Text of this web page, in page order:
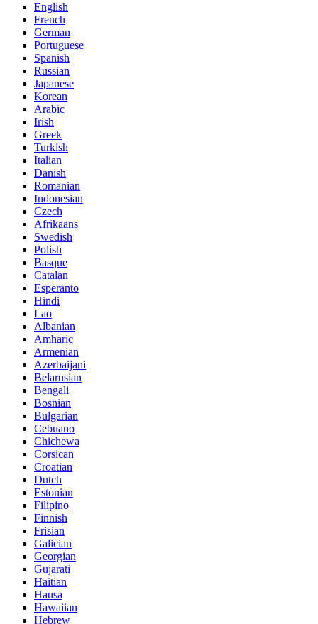
English
French
German
Portuguese
Spanish
Russian
Japanese
Korean
Arabic
Irish
Greek
Turkish
Italian
Danish
Romanian
Indonesian
Czech
Afrikaans
Swedish
Polish
Basque
Catalan
Esperanto
Hindi
Lao
Albanian
Amharic
Armenian
Azerbaijani
Belarusian
Bengali
Bosnian
Bulgarian
Cebuano
Chichewa
Corsican
Croatian
Dutch
Estonian
Filipino
Finnish
Frisian
Galician
Georgian
Gujarati
Haitian
Hausa
Hawaiian
Hebrew